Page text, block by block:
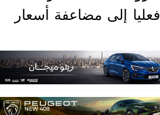
إلى مضاعفة أسعار